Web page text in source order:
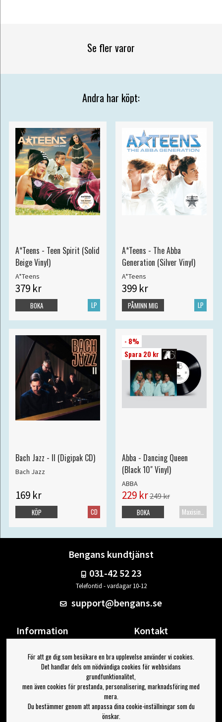
Se fler varor
Andra har köpt:
A*Teens - Teen Spirit (Solid
Beige Vinyl)
A*Teens
379 kr
LP
BOKA
A*Teens - The Abba
Generation (Silver Vinyl)
A*Teens
399 kr
LP
PÅMINN MIG
Bach Jazz - II (Digipak CD)
Bach Jazz
169 kr
CD
KÖP
- 8%
Spara 20 kr
Abba - Dancing Queen
(Black 10" Vinyl)
ABBA
229 kr249 kr
Maxisingel
BOKA
Bengans kundtjänst
031-42 52 23
Telefontid - vardagar 10-12
support@bengans.se
Information
Om Bengans
FAQ / Köp- & Leveransvillkor
Kontakt
Din sida
Logga ut
Jag vill ha tips från Bengans
För att ge dig som besökare en bra upplevelse använder vi cookies.
Det handlar dels om nödvändiga cookies för webbsidans
grundfunktionalitet,
men även cookies för prestanda, personalisering, marknadsföring med
mera.
Du bestämmer genom att anpassa dina cookie-inställningar som du
önskar.